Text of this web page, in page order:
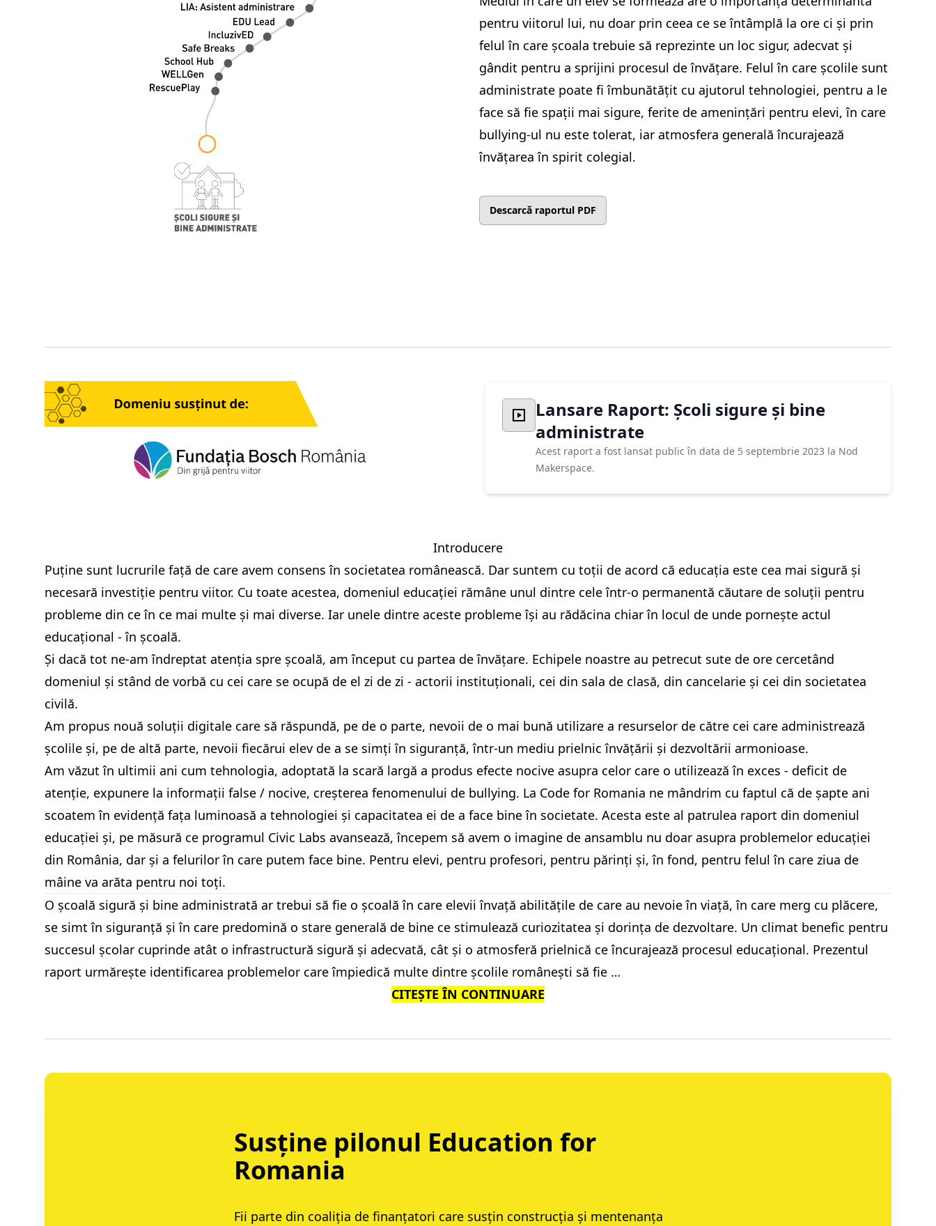
pentru viitorul lui, nu doar prin ceea ce se întâmplă la ore ci și prin
felul în care școala trebuie să reprezinte un loc sigur, adecvat și
gândit pentru a sprijini procesul de învățare. Felul în care școlile sunt
administrate poate fi îmbunătățit cu ajutorul tehnologiei, pentru a le
face să fie spații mai sigure, ferite de amenințări pentru elevi, în care
bullying-ul nu este tolerat, iar atmosfera generală încurajează
învățarea în spirit colegial.
Descarcă raportul PDF
Acest raport a fost lansat public în data de 5 septembrie 2023 la Nod
Makerspace.
Lansare Raport: Școli sigure și bine
administrate
Introducere
Puține sunt lucrurile față de care avem consens în societatea românească. Dar suntem cu toții de acord că educația este cea mai sigură și
necesară investiție pentru viitor. Cu toate acestea, domeniul educației rămâne unul dintre cele într-o permanentă căutare de soluții pentru
probleme din ce în ce mai multe și mai diverse. Iar unele dintre aceste probleme își au rădăcina chiar în locul de unde pornește actul
educațional - în școală.
Și dacă tot ne-am îndreptat atenția spre școală, am început cu partea de învățare. Echipele noastre au petrecut sute de ore cercetând
domeniul și stând de vorbă cu cei care se ocupă de el zi de zi - actorii instituționali, cei din sala de clasă, din cancelarie și cei din societatea
civilă.
Am propus nouă soluții digitale care să răspundă, pe de o parte, nevoii de o mai bună utilizare a resurselor de către cei care administrează
școlile și, pe de altă parte, nevoii fiecărui elev de a se simți în siguranță, într-un mediu prielnic învățării și dezvoltării armonioase.
Am văzut în ultimii ani cum tehnologia, adoptată la scară largă a produs efecte nocive asupra celor care o utilizează în exces - deficit de
atenție, expunere la informații false / nocive, creșterea fenomenului de bullying. La Code for Romania ne mândrim cu faptul că de șapte ani
scoatem în evidență fața luminoasă a tehnologiei și capacitatea ei de a face bine în societate. Acesta este al patrulea raport din domeniul
educației și, pe măsură ce programul Civic Labs avansează, începem să avem o imagine de ansamblu nu doar asupra problemelor educației
din România, dar și a felurilor în care putem face bine. Pentru elevi, pentru profesori, pentru părinți și, în fond, pentru felul în care ziua de
mâine va arăta pentru noi toți.
O școală sigură și bine administrată ar trebui să fie o școală în care elevii învață abilitățile de care au nevoie în viață, în care merg cu plăcere,
se simt în siguranță și în care predomină o stare generală de bine ce stimulează curiozitatea și dorința de dezvoltare. Un climat benefic pentru
succesul școlar cuprinde atât o infrastructură sigură și adecvată, cât și o atmosferă prielnică ce încurajează procesul educațional. Prezentul
raport urmărește identificarea problemelor care împiedică multe dintre școlile românești să fie …
CITEȘTE ÎN CONTINUARE
Susține pilonul Education for
Romania
Fii parte din coaliția de finanțatori care susțin construcția și mentenanța